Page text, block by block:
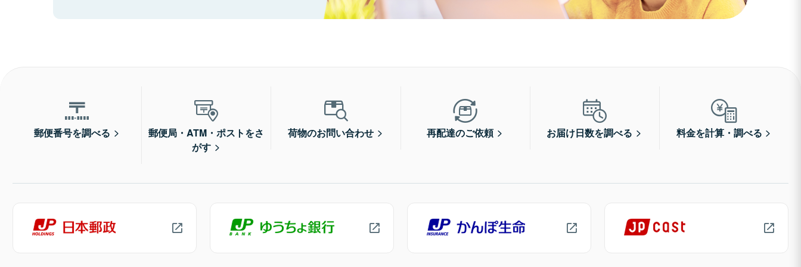
郵便番号を調べる
郵便局・ATM・ポストをさ
がす
荷物のお問い合わせ 再配達のご依頼 お届け日数を調べる 料金を計算・調べる